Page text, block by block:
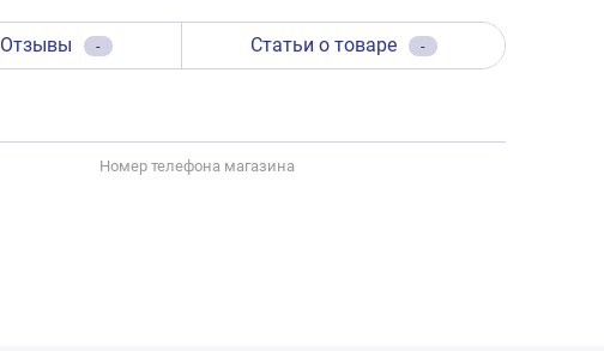
Отзывы - Статьи о товаре -
Номер телефона магазина